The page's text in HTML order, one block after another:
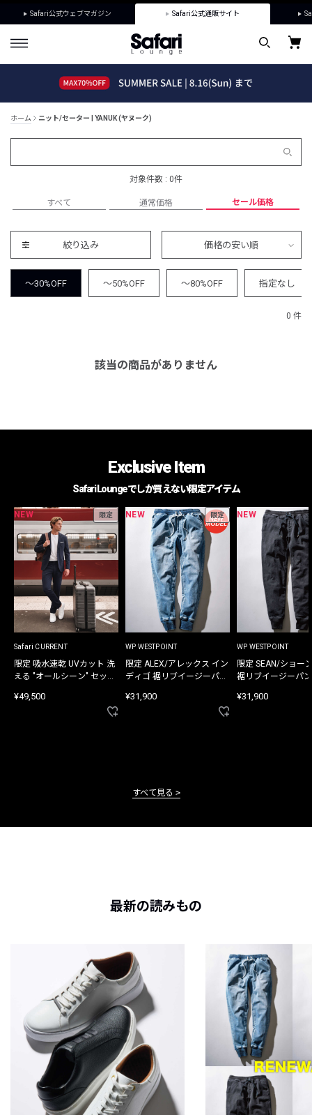
Safari公式ウェブマガジン Safari公式通販サイト
ホーム ニット/セーター | YANUK (ヤヌーク)
対象件数 : 0件
すべて 通常価格 セール価格
絞り込み 価格の安い順
～30%OFF ～50%OFF ～80%OFF 指定なし
0 件
該当の商品がありません
Exclusive Item
Safari Loungeでしか買えない限定アイテム
NEW 限定
Safari CURRENT
限定 吸水速乾 UVカット 洗
える "オールシーン" セット
¥49,500
NEW 限定
WP WESTPOINT
限定 ALEX/アレックス イン
ディゴ 裾リブイージーパン
¥31,900
NEW
WP WESTPOINT
限定 SEAN/ショー
裾リブイージーパ
¥31,900
すべて見る
最新の読みもの